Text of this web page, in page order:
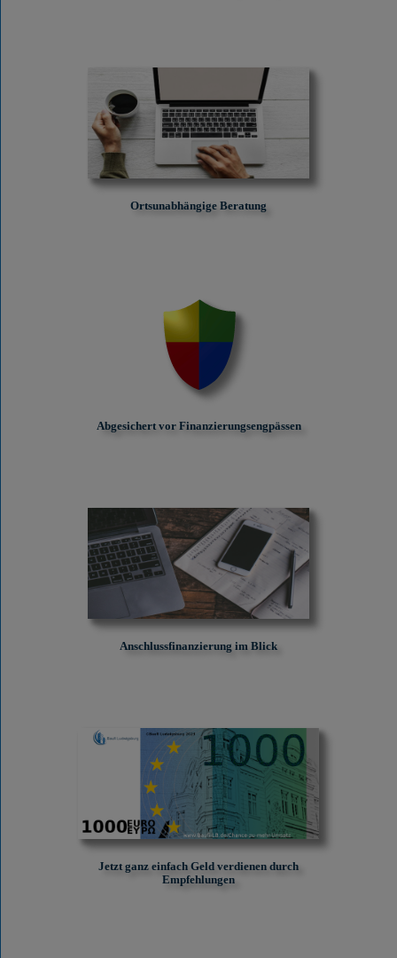
Ortsunabhängige Beratung
Abgesichert vor Finanzierungs­engpässen
Anschlussfinanzierung im Blick
Jetzt ganz einfach Geld verdienen durch
Empfehlungen